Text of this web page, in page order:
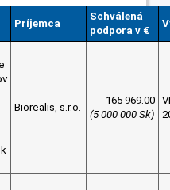
Príjemca
Schválená
podpora v €
Biorealis, s.r.o.
165 969.00
(5 000 000 Sk)